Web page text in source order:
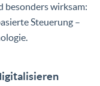
besonders wirksam:
Steuerung –